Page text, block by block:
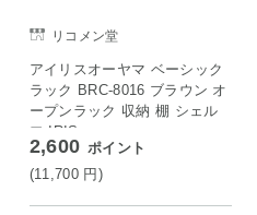
リコメン堂
アイリスオーヤマ ベーシック
ラック BRC-8016 ブラウン オ
ープンラック 収納 棚 シェル
フ IRIS
2,600 ポイント
(11,700 円 )